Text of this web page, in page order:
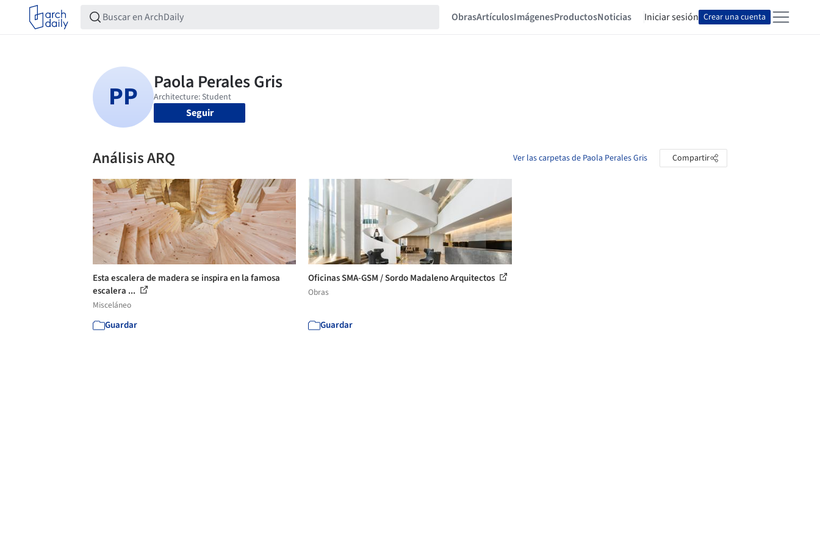
ObrasArtículosImágenesProductosNoticias Iniciar sesión Crear una cuenta
Seguir
Análisis ARQ Ver las carpetas de Paola Perales Gris Compartir
Esta escalera de madera se inspira en la famosa
escalera ...
Misceláneo
Guardar
Oficinas SMA-GSM / Sordo Madaleno Arquitectos
Obras
Guardar